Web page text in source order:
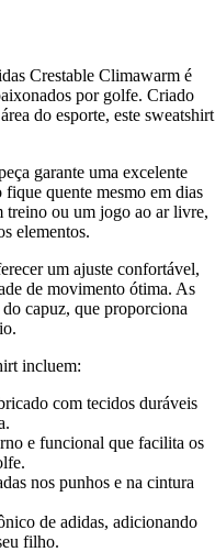
Crestable Climawarm é
por golfe. Criado
do esporte, este sweatshirt
garante uma excelente
quente mesmo em dias
treino ou um jogo ao ar livre,
elementos.
um ajuste confortável,
de movimento ótima. As
capuz, que proporciona
incluem:
com tecidos duráveis
e funcional que facilita os
nos punhos e na cintura
de adidas, adicionando
filho.